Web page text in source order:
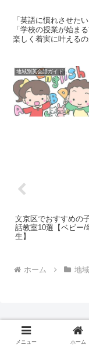
「英語に慣れさせた
「学校の授業が始ま
楽しく着実に叶える
幌市中央区には、教
地域別英会話ガイド
文京区でおすすめの
話教室10選【ベビー/
生】
ホーム 地
メニュー ホーム